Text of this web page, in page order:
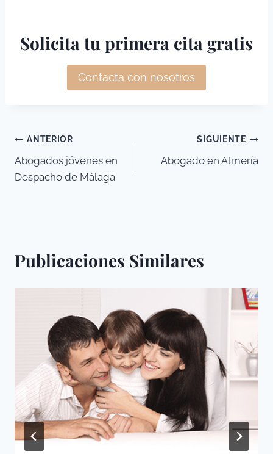
Solicita tu primera cita gratis
Contacta con nosotros
Navegación
de
ANTERIOR
Abogados jóvenes en
Despacho de Málaga
SIGUIENTE
Abogado en Almería
Publicaciones Similares